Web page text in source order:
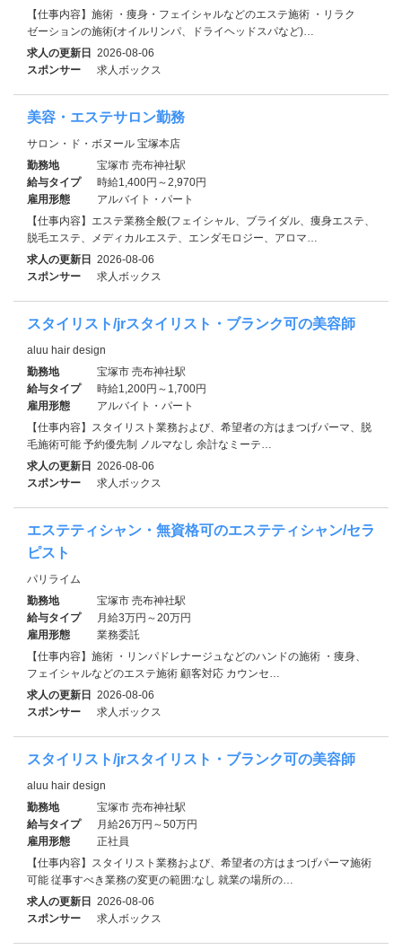
【仕事内容】施術 ・痩身・フェイシャルなどのエステ施術 ・リラク
ゼーションの施術(オイルリンパ、ドライヘッドスパなど)…
求人の更新日 2026-08-06
スポンサー
求人ボックス
美容・エステサロン勤務
サロン・ド・ボヌール 宝塚本店
勤務地
宝塚市 売布神社駅
給与タイプ
時給1,400円～2,970円
雇用形態
アルバイト・パート
【仕事内容】エステ業務全般(フェイシャル、ブライダル、痩身エステ、
脱毛エステ、メディカルエステ、エンダモロジー、アロマ…
求人の更新日 2026-08-06
スポンサー
求人ボックス
スタイリスト/jrスタイリスト・ブランク可の美容師
aluu hair design
勤務地
宝塚市 売布神社駅
給与タイプ
時給1,200円～1,700円
雇用形態
アルバイト・パート
【仕事内容】スタイリスト業務および、希望者の方はまつげパーマ、脱
毛施術可能 予約優先制 ノルマなし 余計なミーテ…
求人の更新日 2026-08-06
スポンサー
求人ボックス
エステティシャン・無資格可のエステティシャン/セラ
ピスト
パリライム
勤務地
宝塚市 売布神社駅
給与タイプ
月給3万円～20万円
雇用形態
業務委託
【仕事内容】施術 ・リンパドレナージュなどのハンドの施術 ・痩身、
フェイシャルなどのエステ施術 顧客対応 カウンセ…
求人の更新日 2026-08-06
スポンサー
求人ボックス
スタイリスト/jrスタイリスト・ブランク可の美容師
aluu hair design
勤務地
宝塚市 売布神社駅
給与タイプ
月給26万円～50万円
雇用形態
正社員
【仕事内容】スタイリスト業務および、希望者の方はまつげパーマ施術
可能 従事すべき業務の変更の範囲:なし 就業の場所の…
求人の更新日 2026-08-06
スポンサー
求人ボックス